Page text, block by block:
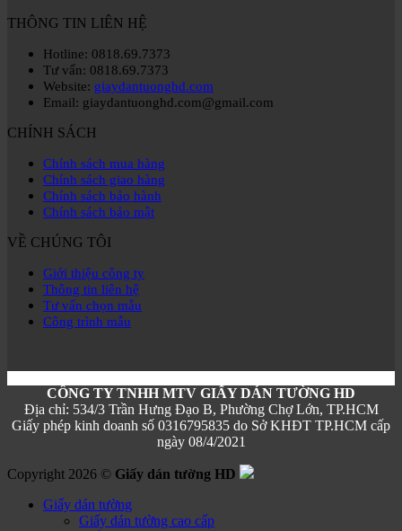
THÔNG TIN LIÊN HỆ
Hotline: 0818.69.7373
Tư vấn: 0818.69.7373
Website: giaydantuonghd.com
Email: giaydantuonghd.com@gmail.com
CHÍNH SÁCH
Chính sách mua hàng
Chính sách giao hàng
Chính sách bảo hành
Chính sách bảo mật
VỀ CHÚNG TÔI
Giới thiệu công ty
Thông tin liên hệ
Tư vấn chọn mẫu
Công trình mẫu
CÔNG TY TNHH MTV GIẤY DÁN TƯỜNG HD
Địa chỉ: 534/3 Trần Hưng Đạo B, Phường Chợ Lớn, TP.HCM
Giấy phép kinh doanh số 0316795835 do Sở KHĐT TP.HCM cấp
ngày 08/4/2021
Copyright 2026 © Giấy dán tường HD
Giấy dán tường
Giấy dán tường cao cấp